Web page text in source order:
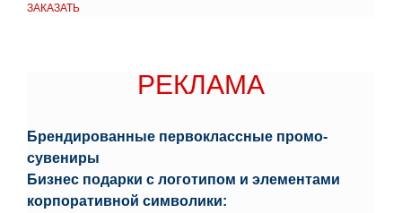
ЗАКАЗАТЬ
РЕКЛАМА
Брендированные первоклассные промо-
сувениры
Бизнес подарки с логотипом и элементами
корпоративной символики: